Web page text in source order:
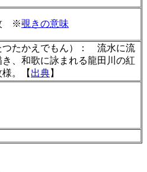
※覗きの意味
たかえでもん）： 流水に流
、和歌に詠まれる龍田川の紅
。【 出典】